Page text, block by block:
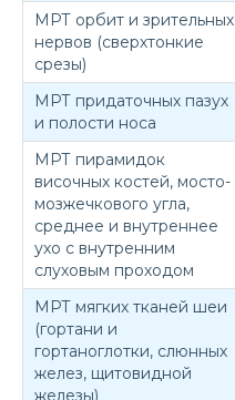
МРТ орбит и зрительных
нервов (сверхтонкие
срезы)
МРТ придаточных пазух
и полости носа
МРТ пирамидок
височных костей, мосто-
мозжечкового угла,
среднее и внутреннее
ухо с внутренним
слуховым проходом
МРТ мягких тканей шеи
(гортани и
гортаноглотки, слюнных
желез, щитовидной
железы)